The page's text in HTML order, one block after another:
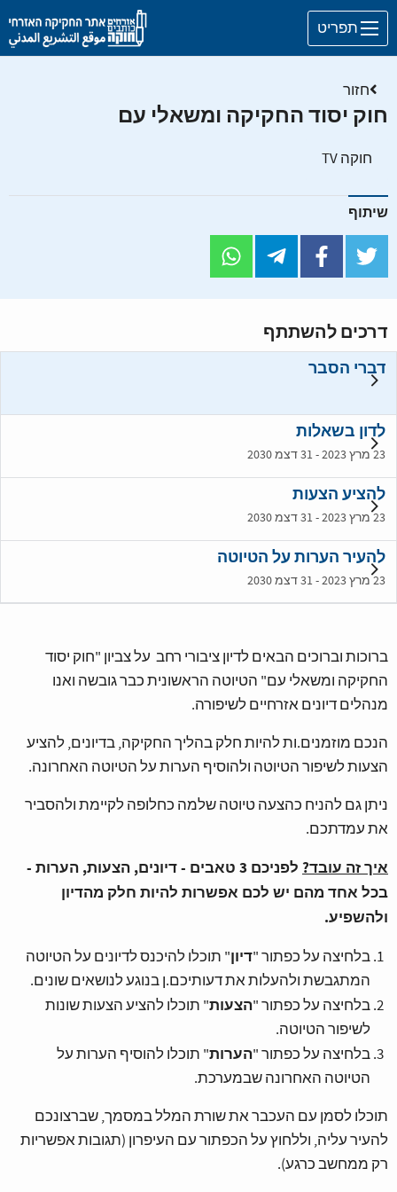
Skip to main content
חזור
חוק יסוד החקיקה ומשאלי עם
חוקה TV
שיתוף
דרכים להשתתף
דברי הסבר
לדון בשאלות
23 מרץ 2023 - 31 דצמ 2030
להציע הצעות
23 מרץ 2023 - 31 דצמ 2030
להעיר הערות על הטיוטה
23 מרץ 2023 - 31 דצמ 2030
ברוכות וברוכים הבאים לדיון ציבורי רחב על צביון "חוק יסוד
החקיקה ומשאלי עם" הטיוטה הראשונית כבר גובשה ואנו
מנהלים דיונים אזרחיים לשיפורה.
הנכם מוזמנים.ות להיות חלק בהליך החקיקה, בדיונים, להציע
הצעות לשיפור הטיוטה ולהוסיף הערות על הטיוטה האחרונה.
ניתן גם להניח כהצעה טיוטה שלמה כחלופה לקיימת ולהסביר
את עמדתכם.
איך זה עובד?
לפניכם 3 טאבים - דיונים, הצעות, הערות -
בכל אחד מהם יש לכם אפשרות להיות חלק מהדיון
ולהשפיע.
בלחיצה על כפתור "דיון" תוכלו להיכנס לדיונים על הטיוטה
המתגבשת ולהעלות את דעותיכם.ן בנוגע לנושאים שונים.
בלחיצה על כפתור "הצעות" תוכלו להציע הצעות שונות
לשיפור הטיוטה.
בלחיצה על כפתור "הערות" תוכלו להוסיף הערות על
הטיוטה האחרונה שבמערכת.
תוכלו לסמן עם העכבר את שורת המלל במסמך, שברצונכם
להעיר עליה, וללחוץ על הכפתור עם העיפרון (תגובות אפשריות
רק ממחשב כרגע).